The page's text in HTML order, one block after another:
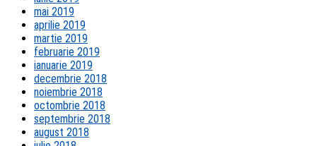
mai 2019
aprilie 2019
martie 2019
februarie 2019
ianuarie 2019
decembrie 2018
noiembrie 2018
octombrie 2018
septembrie 2018
august 2018